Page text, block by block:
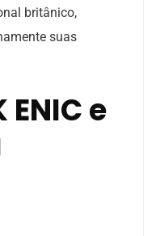
britânico,
suas
ENIC e